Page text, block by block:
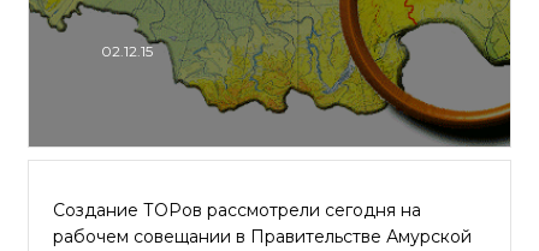
02.12.15
Создание ТОРов рассмотрели сегодня на
рабочем совещании в Правительстве Амурской